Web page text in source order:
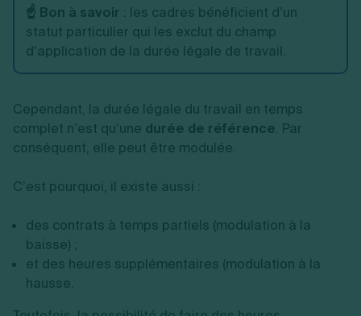
☝️ Bon à savoir : les cadres bénéficient d’un
statut particulier qui les exclut du champ
d’application de la durée légale de travail.
Cependant, la durée légale du travail en temps
complet n’est qu’une durée de référence. Par
conséquent, elle peut être modulée.
C’est pourquoi, il existe aussi :
des contrats à temps partiels (modulation à la
baisse) ;
et des heures supplémentaires (modulation à la
hausse.